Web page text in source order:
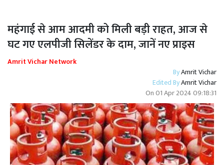
महंगाई से आम आदमी को मिली बड़ी राहत, आज से
घट गए एलपीजी सिलेंडर के दाम, जानें नए प्राइस
Amrit Vichar Network
ByAmrit Vichar
Edited ByAmrit Vichar
On01 Apr 2024 09:18:31